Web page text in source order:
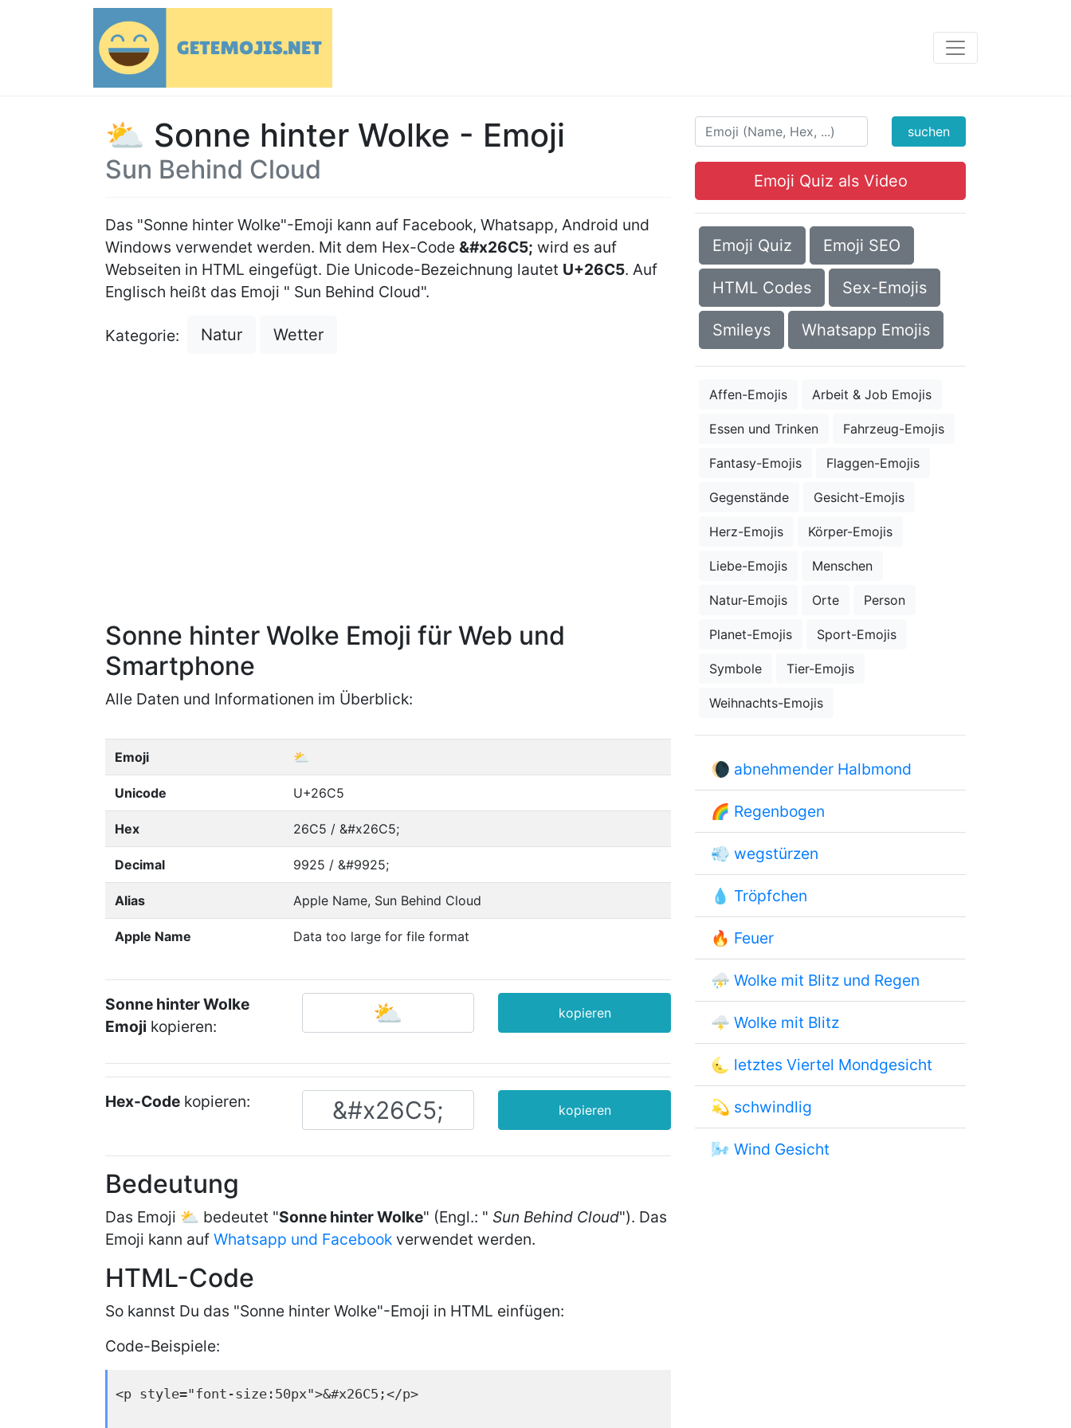
⛅ Sonne hinter Wolke - Emoji
Sun Behind Cloud
Das "Sonne hinter Wolke"-Emoji kann auf Facebook, Whatsapp, Android und
Windows verwendet werden. Mit dem Hex-Code &#x26C5; wird es auf
Webseiten in HTML eingefügt. Die Unicode-Bezeichnung lautet U+26C5. Auf
Englisch heißt das Emoji " Sun Behind Cloud".
Kategorie: Natur Wetter
Sonne hinter Wolke Emoji für Web und
Smartphone
Alle Daten und Informationen im Überblick:
Emoji ⛅
Unicode U+26C5
Hex 26C5 / &#x26C5;
Decimal 9925 / &#9925;
Alias Apple Name, Sun Behind Cloud
Apple Name Data too large for file format
Sonne hinter Wolke
Emoji kopieren:
kopieren
Hex-Code kopieren: kopieren
Bedeutung
Das Emoji ⛅ bedeutet "Sonne hinter Wolke" (Engl.: " Sun Behind Cloud"). Das
Emoji kann auf Whatsapp und Facebook verwendet werden.
HTML-Code
So kannst Du das "Sonne hinter Wolke"-Emoji in HTML einfügen:
Code-Beispiele:
<p style="font-size:50px">&#x26C5;</p>
suchen
Emoji Quiz als Video
Emoji Quiz Emoji SEO
HTML Codes Sex-Emojis
Smileys Whatsapp Emojis
Affen-Emojis Arbeit & Job Emojis
Essen und Trinken Fahrzeug-Emojis
Fantasy-Emojis Flaggen-Emojis
Gegenstände Gesicht-Emojis
Herz-Emojis Körper-Emojis
Liebe-Emojis Menschen
Natur-Emojis Orte Person
Planet-Emojis Sport-Emojis
Symbole Tier-Emojis
Weihnachts-Emojis
🌘 abnehmender Halbmond
🌈 Regenbogen
💨 wegstürzen
💧 Tröpfchen
🔥 Feuer
⛈ Wolke mit Blitz und Regen
🌩 Wolke mit Blitz
🌜 letztes Viertel Mondgesicht
💫 schwindlig
🌬 Wind Gesicht